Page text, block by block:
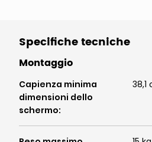
Specifiche tecniche
Montaggio
Capienza minima
dimensioni dello
schermo:
38,1